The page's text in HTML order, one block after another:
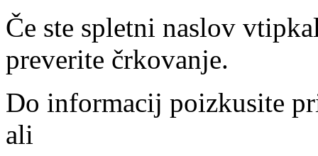
Če ste spletni naslov
preverite črkovanje.
Do informacij poizkusite
ali